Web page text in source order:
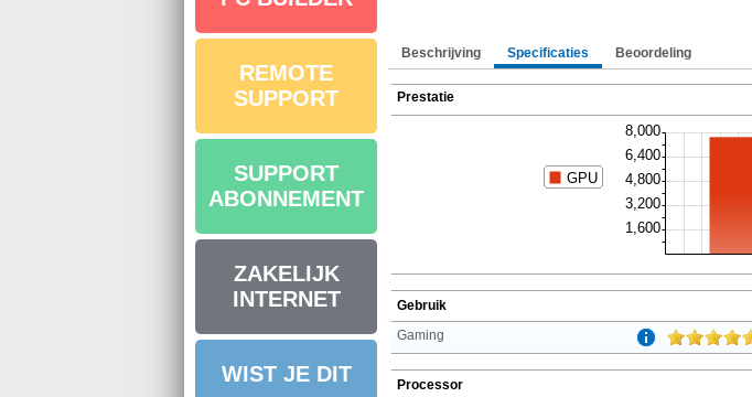
REMOTE
SUPPORT
SUPPORT
ABONNEMENT
ZAKELIJK
INTERNET
WIST JE DIT
Beschrijving Specificaties Beoordeling
Prestatie
Gebruik
Gaming
Processor